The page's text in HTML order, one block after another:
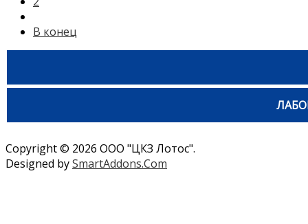
В конец
Copyright © 2026 ООО "ЦКЗ Лотос".
Designed bySmartAddons.Com